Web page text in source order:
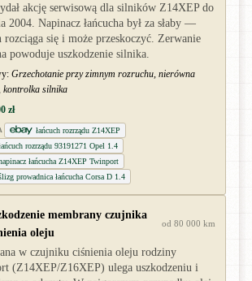
akcję serwisową dla silników Z14XEP do
2004. Napinacz łańcucha był za słaby —
rozciąga się i może przeskoczyć. Zerwanie
powoduje uszkodzenie silnika.
Grzechotanie przy zimnym rozruchu, nierówna
kontrolka silnika
zł
łańcuch rozrządu Z14XEP
rozrządu 93191271 Opel 1.4
łańcucha Z14XEP Twinport
prowadnica łańcucha Corsa D 1.4
membrany czujnika
oleju
od 80 000 km
w czujniku ciśnienia oleju rodziny
(Z14XEP/Z16XEP) ulega uszkodzeniu i